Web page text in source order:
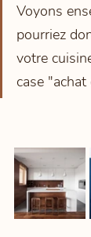
Voyons
pourriez
votre
case